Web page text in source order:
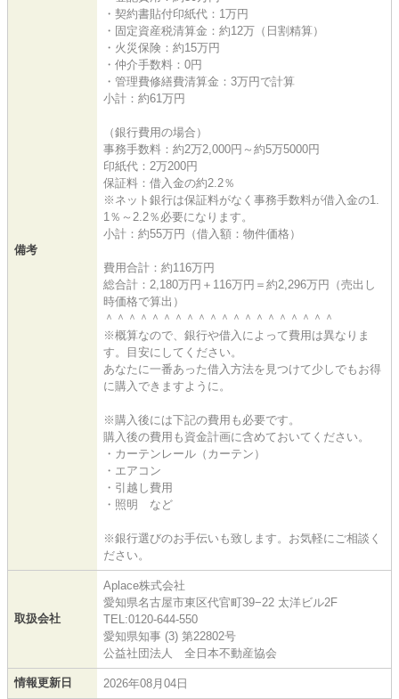
備考
・契約書貼付印紙代：1万円
・固定資産税清算金：約12万（日割精算）
・火災保険：約15万円
・仲介手数料：0円
・管理費修繕費清算金：3万円で計算
小計：約61万円
（銀行費用の場合）
事務手数料：約2万2,000円～約5万5000円
印紙代：2万200円
保証料：借入金の約2.2％
※ネット銀行は保証料がなく事務手数料が借入金の1.
1％～2.2％必要になります。
小計：約55万円（借入額：物件価格）
費用合計：約116万円
総合計：2,180万円＋116万円＝約2,296万円（売出し
時価格で算出）
＾＾＾＾＾＾＾＾＾＾＾＾＾＾＾＾＾＾＾＾
※概算なので、銀行や借入によって費用は異なりま
す。目安にしてください。
あなたに一番あった借入方法を見つけて少しでもお得
に購入できますように。
※購入後には下記の費用も必要です。
購入後の費用も資金計画に含めておいてください。
・カーテンレール（カーテン）
・エアコン
・引越し費用
・照明 など
※銀行選びのお手伝いも致します。お気軽にご相談く
ださい。
取扱会社
Aplace株式会社
愛知県名古屋市東区代官町39−22 太洋ビル2F
TEL:0120-644-550
愛知県知事 (3) 第22802号
公益社団法人 全日本不動産協会
情報更新日 2026年08月04日